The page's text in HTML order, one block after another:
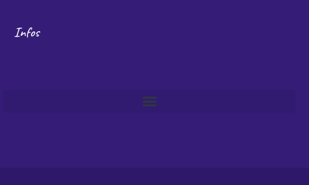
Infos